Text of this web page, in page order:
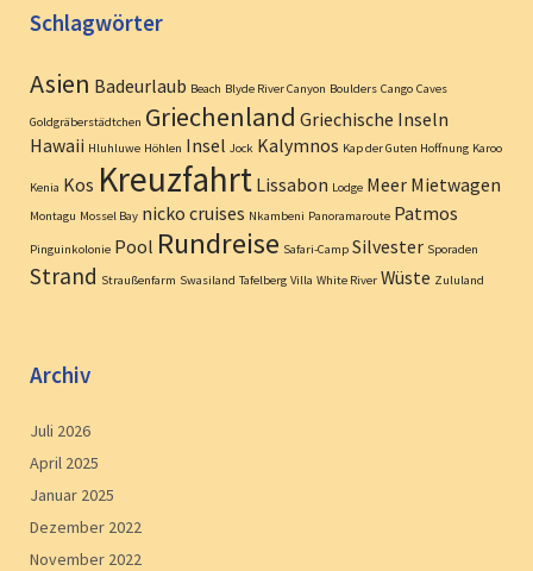
Schlagwörter
Asien Badeurlaub Beach Blyde River Canyon Boulders Cango Caves
Goldgräberstädtchen Griechenland Griechische Inseln
Hawaii Hluhluwe Höhlen Insel Jock Kalymnos Kap der Guten Hoffnung Karoo
Kenia Kos Kreuzfahrt Lissabon Lodge Meer Mietwagen
Montagu Mossel Bay nicko cruises Nkambeni Panoramaroute Patmos
Pinguinkolonie Pool Rundreise Safari-Camp Silvester Sporaden
Strand Straußenfarm Swasiland Tafelberg Villa White River Wüste Zululand
Archiv
Juli 2026
April 2025
Januar 2025
Dezember 2022
November 2022